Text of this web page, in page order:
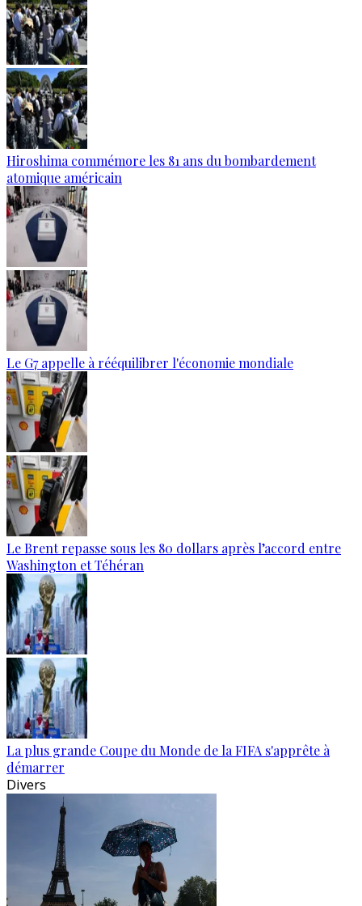
Hiroshima commémore les 81 ans du bombardement
atomique américain
Le G7 appelle à rééquilibrer l'économie mondiale
Le Brent repasse sous les 80 dollars après l’accord entre
Washington et Téhéran
La plus grande Coupe du Monde de la FIFA s'apprête à
démarrer
Divers